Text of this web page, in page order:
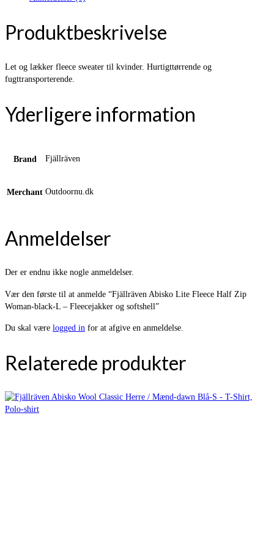
Produktbeskrivelse
Let og lækker fleece sweater til kvinder. Hurtigttørrende og
fugttransporterende.
Yderligere information
Brand Fjällräven
Merchant Outdoornu.dk
Anmeldelser
Der er endnu ikke nogle anmeldelser.
Vær den første til at anmelde “Fjällräven Abisko Lite Fleece Half Zip
Woman-black-L – Fleecejakker og softshell”
Du skal være logged in for at afgive en anmeldelse.
Relaterede produkter